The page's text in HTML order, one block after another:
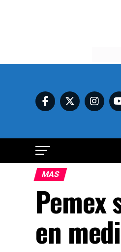
MAS
Pemex
en